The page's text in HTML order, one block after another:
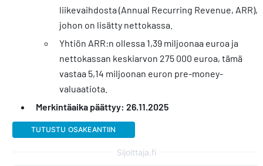
liikevaihdosta (Annual Recurring Revenue, ARR),
johon on lisätty nettokassa.
Yhtiön ARR:n ollessa 1,39 miljoonaa euroa ja
nettokassan keskiarvon 275 000 euroa, tämä
vastaa 5,14 miljoonan euron pre-money-
valuaatiota.
Merkintäaika päättyy: 26.11.2025
TUTUSTU OSAKEANTIIN
Sijoittaja.fi